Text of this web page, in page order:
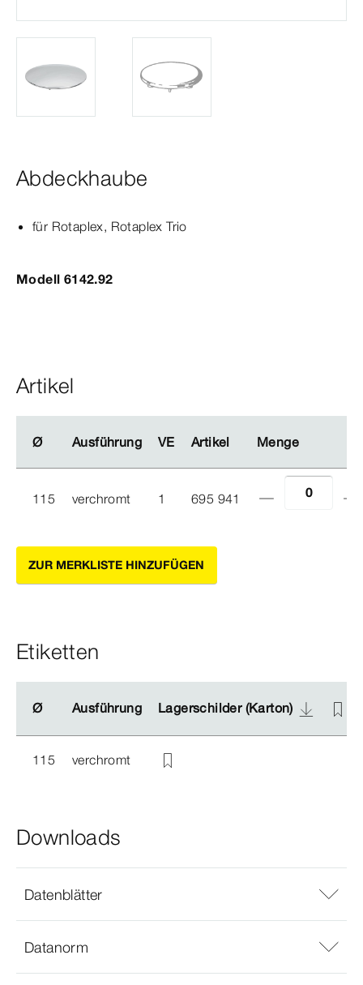
Abdeckhaube
für Rotaplex, Rotaplex Trio
Modell 6142.92
Artikel
Ø Ausführung VE Artikel Menge
Ø Ausführung VE Artikel Menge
115 verchromt 1 695 941
ZUR MERKLISTE HINZUFÜGEN
Etiketten
Ø Ausführung Lagerschilder (Karton)
Ø Ausführung Lagerschilder (Karton)
115 verchromt
Downloads
Datenblätter
Datanorm